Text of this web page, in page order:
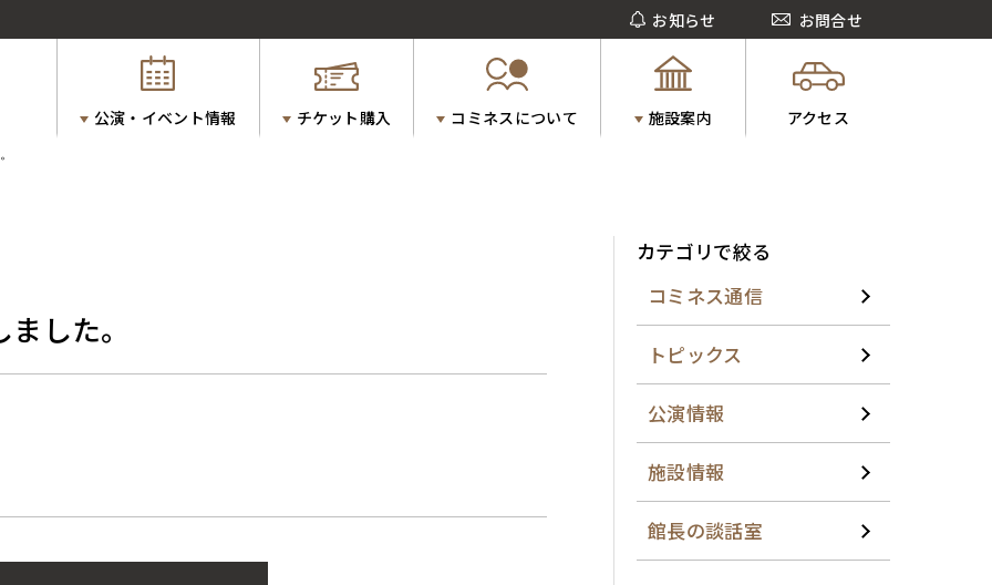
公演・イベント情報 チケット購入 コミネスについて 施設案内 アクセス
お知らせ お問合せ
した。
カテゴリで絞る
コミネス通信
トピックス
公演情報
施設情報
館長の談話室